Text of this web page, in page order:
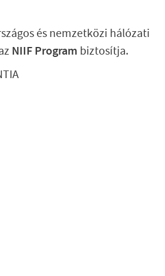
és nemzetközi hálózati
NIIF Program biztosítja.